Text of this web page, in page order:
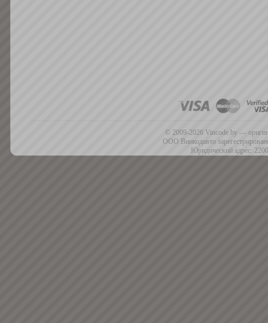
© 2009-2026 Vincode.by —
ООО Винкодавто
Юридический адрес: